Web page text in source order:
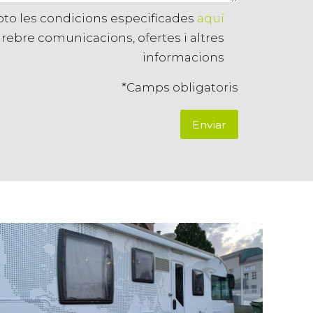
les condicions especificades aquí
comunicacions, ofertes i altres
informacions
*Camps obligatoris